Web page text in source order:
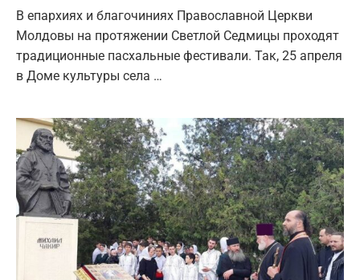
В епархиях и благочиниях Православной Церкви
Молдовы на протяжении Светлой Седмицы проходят
традиционные пасхальные фестивали. Так, 25 апреля
в Доме культуры села …